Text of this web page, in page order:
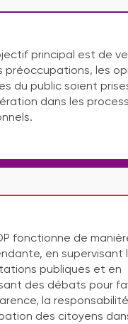
principal est de
préoccupations, les
du public soient
dans les
fonctionne de
en supervisant
publiques et en
des débats pour
la
des citoyens